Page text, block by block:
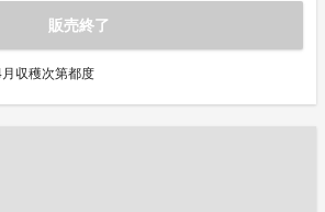
販売終了
収穫次第都度